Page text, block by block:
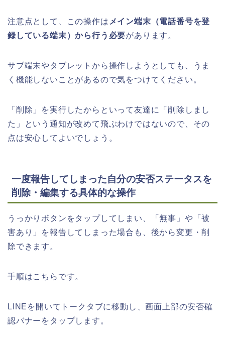
注意点として、この操作は メイン端末（電話番号を登
録している端末）から行う必要があります。
サブ端末やタブレットから操作しようとしても、うま
く機能しないことがあるので気をつけてください。
「削除」を実行したからといって友達に「削除しまし
た」という通知が改めて飛ぶわけではないので、その
点は安心してよいでしょう。
一度報告してしまった自分の安否ステータスを
削除・編集する具体的な操作
うっかりボタンをタップしてしまい、「無事」や「被
害あり」を報告してしまった場合も、後から変更・削
除できます。
手順はこちらです。
LINEを開いてトークタブに移動し、画面上部の安否確
認バナーをタップします。